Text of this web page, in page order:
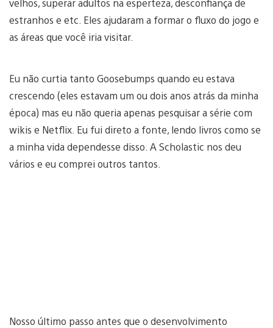
estranhos e etc. Eles ajudaram a formar o fluxo do jogo e
as áreas que você iria visitar.
Eu não curtia tanto Goosebumps quando eu estava
crescendo (eles estavam um ou dois anos atrás da minha
época) mas eu não queria apenas pesquisar a série com
wikis e Netflix. Eu fui direto a fonte, lendo livros como se
a minha vida dependesse disso. A Scholastic nos deu
vários e eu comprei outros tantos.
Nosso último passo antes que o desenvolvimento